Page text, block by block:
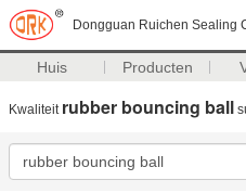
Dongguan Ruichen Sealing
Huis Producten
Kwaliteit rubber bouncing ball